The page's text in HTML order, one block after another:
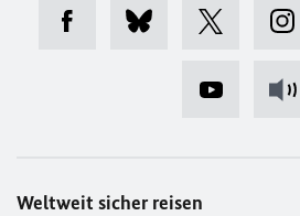
Weltweit sicher reisen